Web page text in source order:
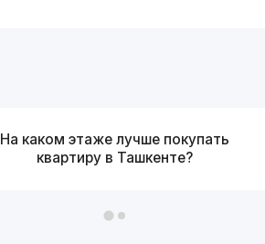
На каком этаже лучше покупать
квартиру в Ташкенте?